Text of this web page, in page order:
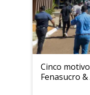
Cinco
Fenasucro